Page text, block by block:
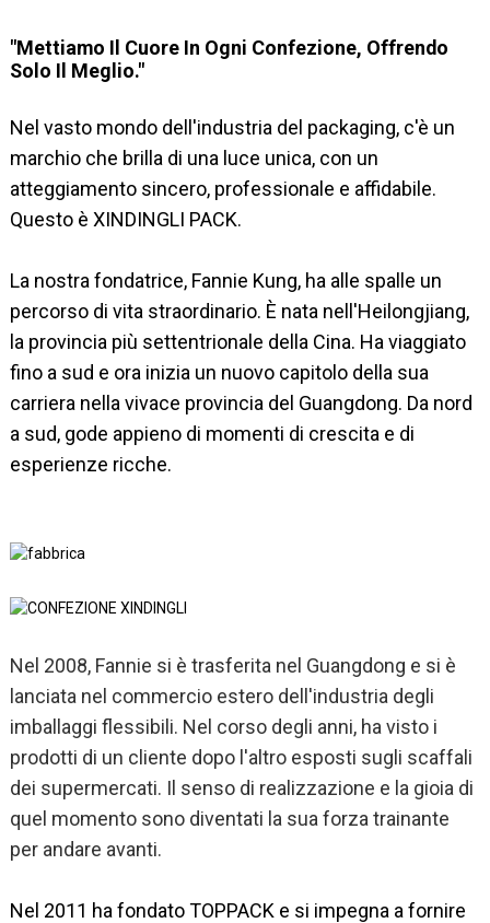
"Mettiamo Il Cuore In Ogni Confezione, Offrendo
Solo Il Meglio."
Nel vasto mondo dell'industria del packaging, c'è un
marchio che brilla di una luce unica, con un
atteggiamento sincero, professionale e affidabile.
Questo è XINDINGLI PACK.
La nostra fondatrice, Fannie Kung, ha alle spalle un
percorso di vita straordinario. È nata nell'Heilongjiang,
la provincia più settentrionale della Cina. Ha viaggiato
fino a sud e ora inizia un nuovo capitolo della sua
carriera nella vivace provincia del Guangdong. Da nord
a sud, gode appieno di momenti di crescita e di
esperienze ricche.
Nel 2008, Fannie si è trasferita nel Guangdong e si è
lanciata nel commercio estero dell'industria degli
imballaggi flessibili. Nel corso degli anni, ha visto i
prodotti di un cliente dopo l'altro esposti sugli scaffali
dei supermercati. Il senso di realizzazione e la gioia di
quel momento sono diventati la sua forza trainante
per andare avanti.
Nel 2011 ha fondato TOPPACK e si impegna a fornire